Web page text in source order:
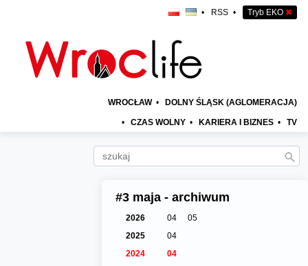
• RSS • Tryb EKO ✖
WROCŁAW • DOLNY ŚLĄSK (AGLOMERACJA)
• CZAS WOLNY • KARIERA I BIZNES • TV
#3 maja - archiwum
2026 04
05
2025
04
2024
04